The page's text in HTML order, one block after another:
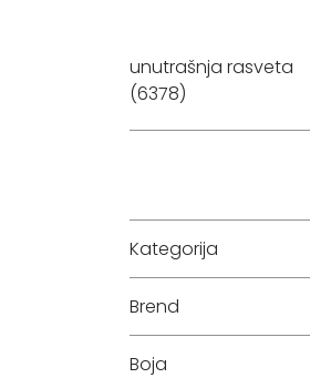
unutrašnja rasveta
(6378)
Kategorija
Brend
Boja